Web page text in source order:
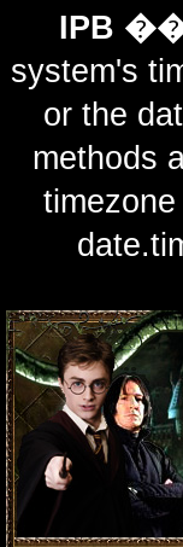
IPB
system's
or the
methods